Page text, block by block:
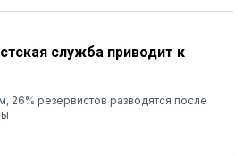
служба приводит к
26% резервистов разводятся после